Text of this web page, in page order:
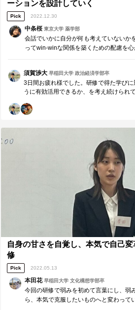
ーションを設計していく
Pick 2022.12.30
中条桜東京大学 薬学部
会話でいかに自分が何も考えていないか
ってwin-winな関係を築くための配慮を
須賀渉大早稲田大学 政治経済学部卒
3日間お疲れ様でした。研修で得た学び
うに有効活用できるか、を考え続けられ
設計していく” コミュニケーションのゴー
計や共通点へのフォーカスがとても重要
ととても嬉しいです。引き続き宜しくお
自身の甘さを自覚し、本気で自己
修
Pick 2022.05.13
本田花早稲田大学 文化構想学部卒
今回の研修で弱みを初めて言葉にし、弱
ら、本気で克服したいものへと変わって